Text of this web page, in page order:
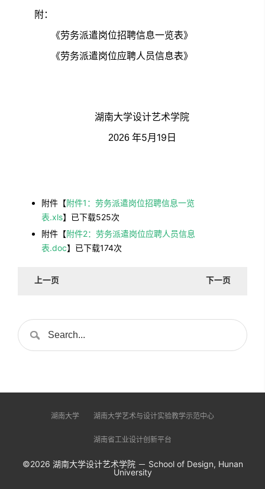
附：
《劳务派遣岗位招聘信息一览表》
《劳务派遣岗位应聘人员信息表》
湖南大学设计艺术学院
2026 年5月 19 日
附件【附件1：劳务派遣岗位招聘信息一览
表.xls】已下载525次
附件【附件2：劳务派遣岗位应聘人员信息
表.doc】已下载174次
上一页 下一页
湖南大学 湖南大学艺术与设计实验教学示范中心
湖南省工业设计创新平台
©2026 湖南大学设计艺术学院 － School of Design, Hunan
University